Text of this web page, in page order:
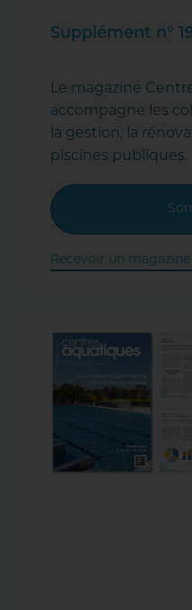
Supplément n°
Le magazine
accompagne les
la gestion, la
piscines publiques.
Recevoir un